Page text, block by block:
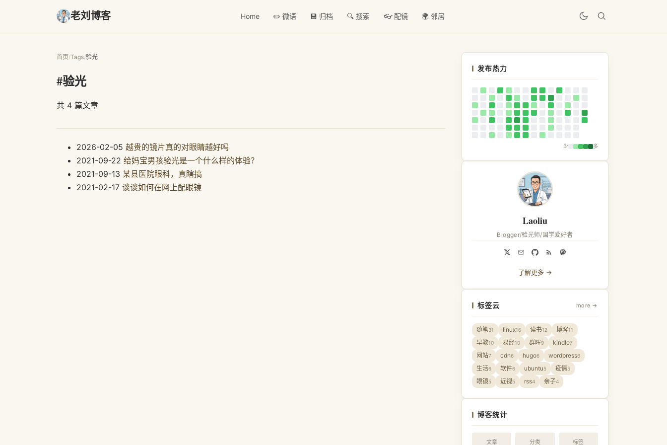
老刘博客 Home ✏️ 微语 💾 归档 🔍 搜索 👓 配镜 🌍 邻居
首页/Tags/验光
#验光
共 4 篇文章
2026-02-05 越贵的镜片真的对眼睛越好吗
2021-09-22 给妈宝男孩验光是一个什么样的体验？
2021-09-13 某县医院眼科，真瞎搞
2021-02-17 谈谈如何在网上配眼镜
发布热力
少 多
Laoliu
Blogger/验光师/国学爱好者
了解更多 →
标签云 more →
随笔31 linux16 读书12 博客11
早教10 易经10 群晖9 kindle7
网站7 cdn6 hugo6 wordpress6
生活6 软件6 ubuntu5 疫情5
眼镜5 近视5 rss4 亲子4
博客统计
文章 分类 标签